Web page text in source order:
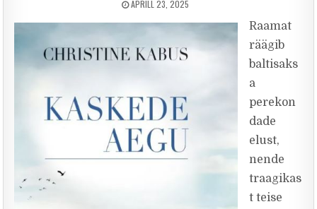
PUBLISHED DATE:
APRILL 23, 2025
Raamat
räägib
baltisaks
a
perekon
dade
elust,
nende
traagikas
t teise